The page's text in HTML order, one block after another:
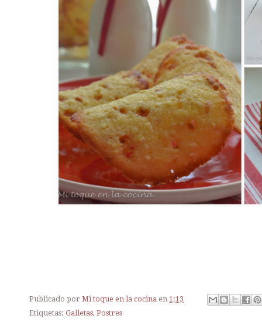
Publicado por Mi toque en la cocina en 1:13
Etiquetas: Galletas, Postres